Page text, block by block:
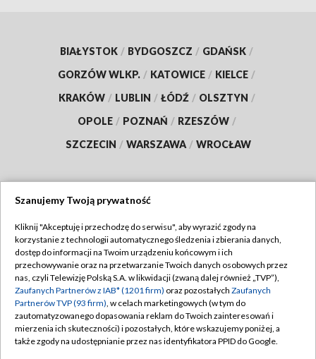
BIAŁYSTOK / BYDGOSZCZ / GDAŃSK /
GORZÓW WLKP. / KATOWICE / KIELCE /
KRAKÓW / LUBLIN / ŁÓDŹ / OLSZTYN /
OPOLE / POZNAŃ / RZESZÓW /
SZCZECIN / WARSZAWA / WROCŁAW
TVP
Abonament TVP
Emisja w TVP
Centrum informacji TVP
Naziemna Telewizja Cyfrowa
Regulamin TVP
Polityka prywatności
Moje zgody
Pomoc
Szanujemy Twoją prywatność
Kliknij "Akceptuję i przechodzę do serwisu", aby wyrazić zgody na
korzystanie z technologii automatycznego śledzenia i zbierania danych,
dostęp do informacji na Twoim urządzeniu końcowym i ich
przechowywanie oraz na przetwarzanie Twoich danych osobowych przez
nas, czyli Telewizję Polską S.A. w likwidacji (zwaną dalej również „TVP”),
Zaufanych Partnerów z IAB* (1201 firm) oraz pozostałych Zaufanych
Partnerów TVP (93 firm), w celach marketingowych (w tym do
zautomatyzowanego dopasowania reklam do Twoich zainteresowań i
mierzenia ich skuteczności) i pozostałych, które wskazujemy poniżej, a
także zgody na udostępnianie przez nas identyfikatora PPID do Google.